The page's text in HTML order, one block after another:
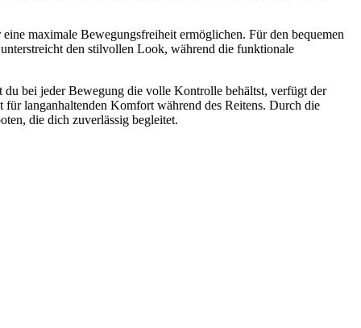
maximale Bewegungsfreiheit ermöglichen. Für den bequemen
den stilvollen Look, während die funktionale
bei jeder Bewegung die volle Kontrolle behältst, verfügt der
für langanhaltenden Komfort während des Reitens. Durch die
die dich zuverlässig begleitet.